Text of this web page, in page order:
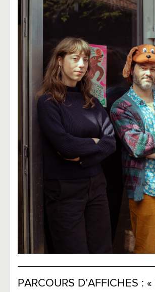
PARCOURS D’AFFICHES :